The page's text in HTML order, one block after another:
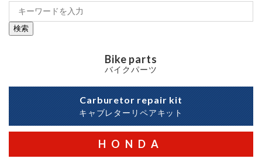
検索
Bike parts
バイクパーツ
Carburetor repair kit
キャブレターリペアキット
HONDA